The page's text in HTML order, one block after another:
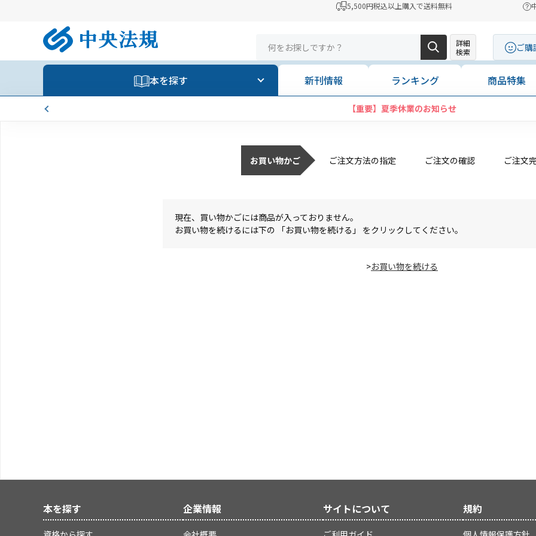
5,500円税込以上購入で送料無料
詳細
検索
ご
本を探す 新刊情報 ランキング 商品特集
【重要】夏季休業のお知らせ
お買い物かご ご注文方法の指定 ご注文の確認 ご注文
現在、買い物かごには商品が入っておりません。
お買い物を続けるには下の 「お買い物を続ける」 をクリックしてください。
>
本を探す 企業情報 サイトについて 規約